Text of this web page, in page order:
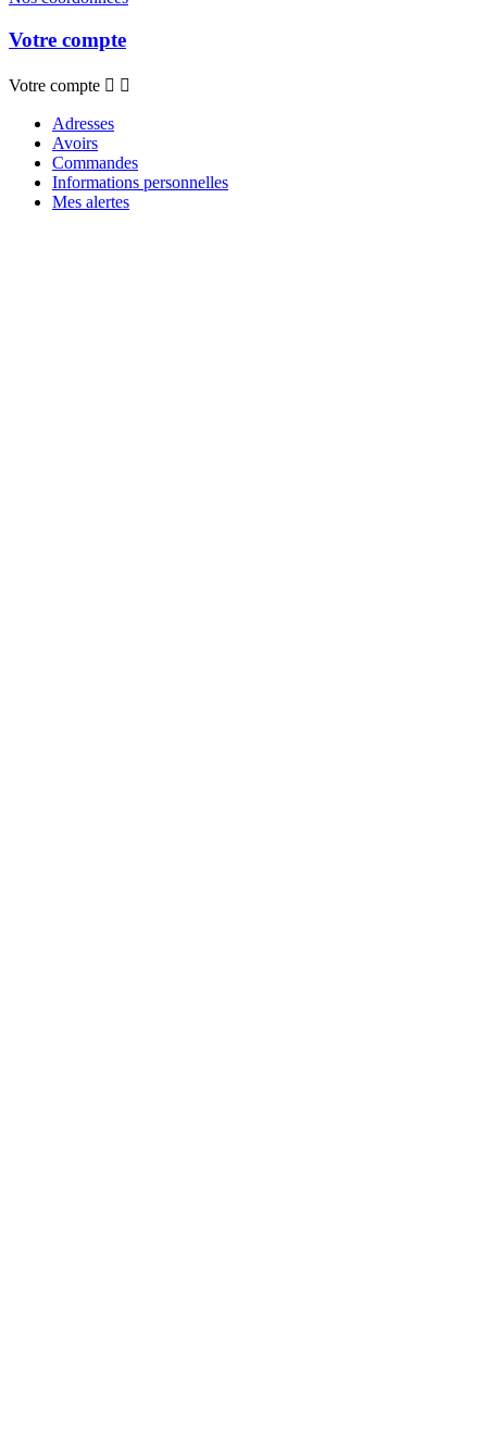
Votre compte
Votre compte  
Adresses
Avoirs
Commandes
Informations personnelles
Mes alertes